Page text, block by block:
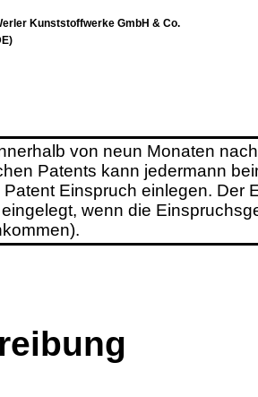
Kunststoffwerke GmbH & Co.
von neun Monaten
Patents kann jedermann
Einspruch einlegen. Der
wenn die